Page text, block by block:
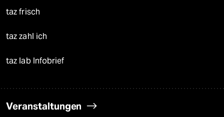
taz frisch
taz zahl ich
taz lab Infobrief
Veranstaltungen